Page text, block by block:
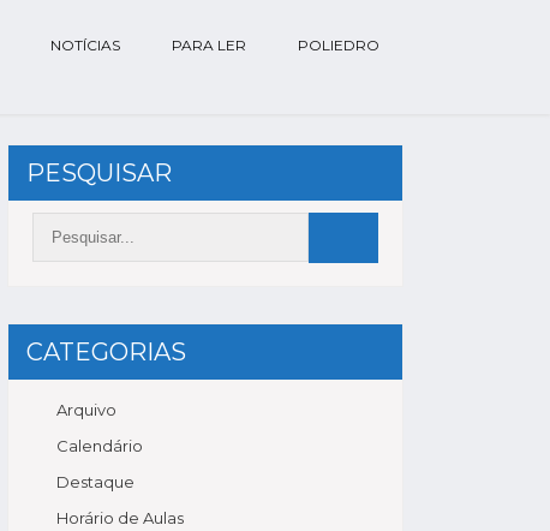
NOTÍCIAS PARA LER POLIEDRO
PESQUISAR
CATEGORIAS
Arquivo
Calendário
Destaque
Horário de Aulas